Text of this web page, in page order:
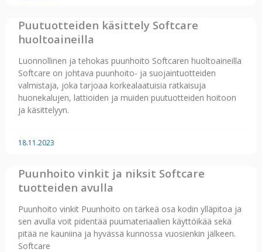
Puutuotteiden käsittely Softcare
huoltoaineilla
Luonnollinen ja tehokas puunhoito Softcaren huoltoaineilla
Softcare on johtava puunhoito- ja suojaintuotteiden
valmistaja, joka tarjoaa korkealaatuisia ratkaisuja
huonekalujen, lattioiden ja muiden puutuotteiden hoitoon
ja käsittelyyn.
18.11.2023
Puunhoito vinkit ja niksit Softcare
tuotteiden avulla
Puunhoito vinkit Puunhoito on tärkeä osa kodin ylläpitoa ja
sen avulla voit pidentää puumateriaalien käyttöikää sekä
pitää ne kauniina ja hyvässä kunnossa vuosienkin jälkeen.
Softcare